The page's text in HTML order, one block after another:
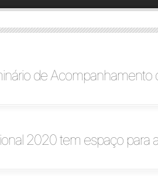
de Acompanhamento
2020 tem espaço para